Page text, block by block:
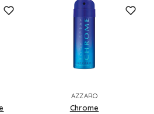
AZZARO
Chrome